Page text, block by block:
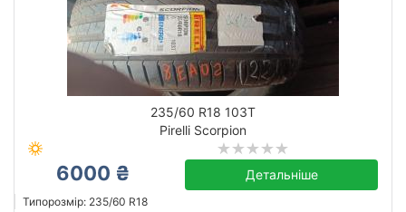
235/60 R18 103T
Pirelli Scorpion
6000 ₴ Детальніше
Типорозмір: 235/60 R18
всесезонна
Залишок протектора мм.